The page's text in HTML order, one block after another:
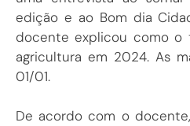
edição e ao Bom dia
docente explicou como o
agricultura em 2024. As
01/01.
De acordo com o